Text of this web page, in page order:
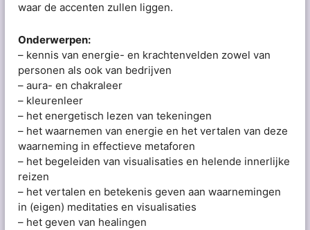
waar de accenten zullen liggen.
Onderwerpen:
– kennis van energie- en krachtenvelden zowel van
personen als ook van bedrijven
– aura- en chakraleer
– kleurenleer
– het energetisch lezen van tekeningen
– het waarnemen van energie en het vertalen van deze
waarneming in effectieve metaforen
– het begeleiden van visualisaties en helende innerlijke
reizen
– het vertalen en betekenis geven aan waarnemingen
in (eigen) meditaties en visualisaties
– het geven van healingen